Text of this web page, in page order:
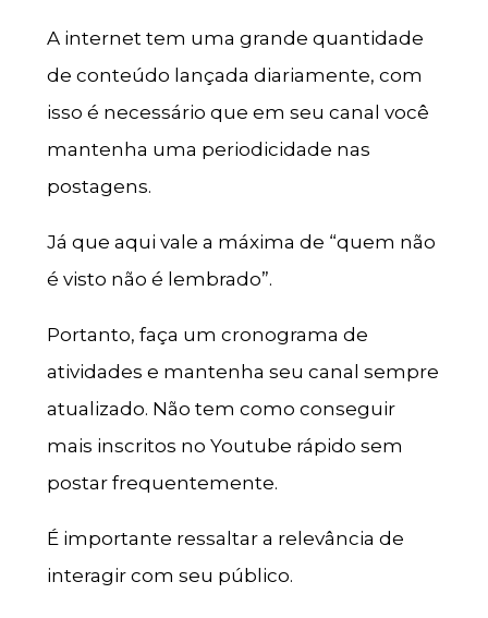
A internet tem uma grande quantidade
de conteúdo lançada diariamente, com
isso é necessário que em seu canal você
mantenha uma periodicidade nas
postagens.
Já que aqui vale a máxima de “quem não
é visto não é lembrado”.
Portanto, faça um cronograma de
atividades e mantenha seu canal sempre
atualizado. Não tem como conseguir
mais inscritos no Youtube rápido sem
postar frequentemente.
É importante ressaltar a relevância de
interagir com seu público.